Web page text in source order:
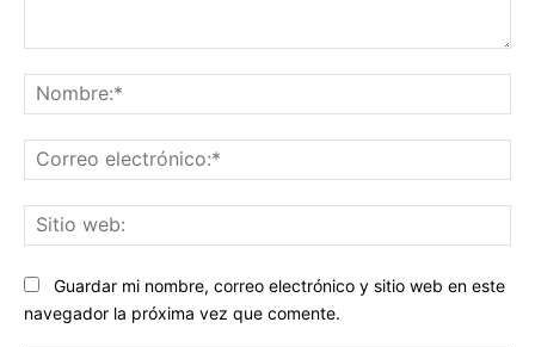
Guardar mi nombre, correo electrónico y sitio web en este
navegador la próxima vez que comente.